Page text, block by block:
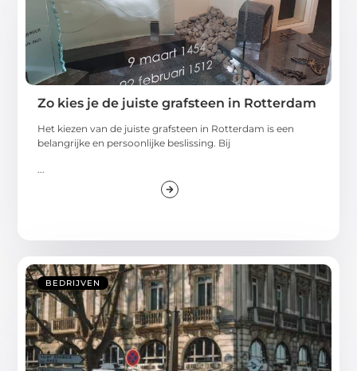
Zo kies je de juiste grafsteen in Rotterdam
Het kiezen van de juiste grafsteen in Rotterdam is een
belangrijke en persoonlijke beslissing. Bij
BEDRIJVEN